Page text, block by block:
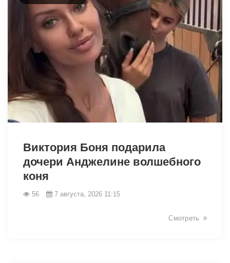
Виктория Боня подарила
дочери Анджелине волшебного
коня
56 7 августа, 2026 11:15
Смотреть